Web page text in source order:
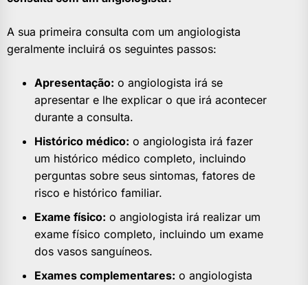
A sua primeira consulta com um angiologista
geralmente incluirá os seguintes passos:
Apresentação: o angiologista irá se
apresentar e lhe explicar o que irá acontecer
durante a consulta.
Histórico médico: o angiologista irá fazer
um histórico médico completo, incluindo
perguntas sobre seus sintomas, fatores de
risco e histórico familiar.
Exame físico: o angiologista irá realizar um
exame físico completo, incluindo um exame
dos vasos sanguíneos.
Exames complementares: o angiologista